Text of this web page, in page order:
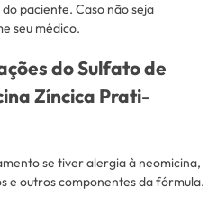
paciente. Caso não seja
seu médico.
do Sulfato de
Zíncica Prati-
se tiver alergia à neomicina,
e outros componentes da fórmula.